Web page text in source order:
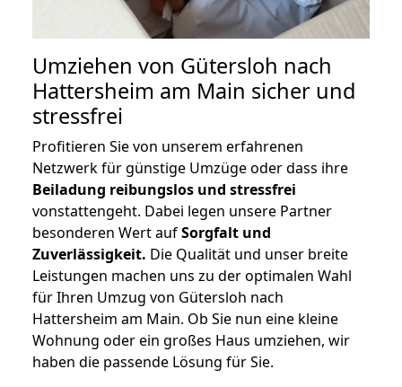
Umziehen von Gütersloh nach
Hattersheim am Main sicher und
stressfrei
Profitieren Sie von unserem erfahrenen
Netzwerk für günstige Umzüge oder dass ihre
Beiladung reibungslos und stressfrei
vonstattengeht. Dabei legen unsere Partner
besonderen Wert aufSorgfalt und
Zuverlässigkeit. Die Qualität und unser breite
Leistungen machen uns zu der optimalen Wahl
für Ihren Umzug von Gütersloh nach
Hattersheim am Main. Ob Sie nun eine kleine
Wohnung oder ein großes Haus umziehen, wir
haben die passende Lösung für Sie.